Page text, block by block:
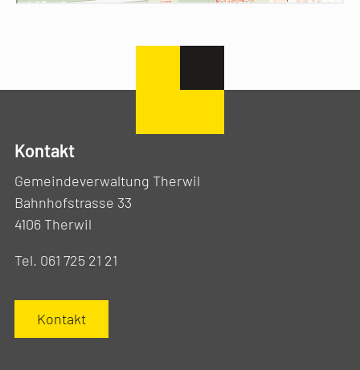
Kontakt
Gemeindeverwaltung Therwil
Bahnhofstrasse 33
4106 Therwil
Tel. 061 725 21 21
Kontakt